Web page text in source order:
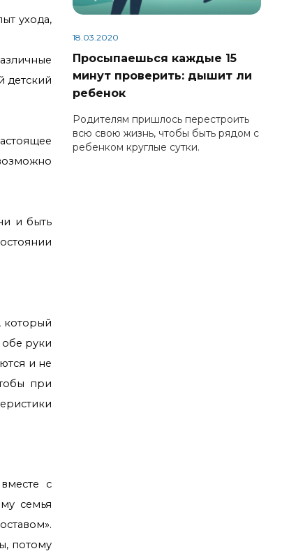
ухода,
детский
и быть
который
руки
и не
при
с
семья
потому
18.03.2020
Просыпаешься каждые 15
минут проверить: дышит ли
ребенок
Родителям пришлось перестроить
всю свою жизнь, чтобы быть рядом с
ребенком круглые сутки.